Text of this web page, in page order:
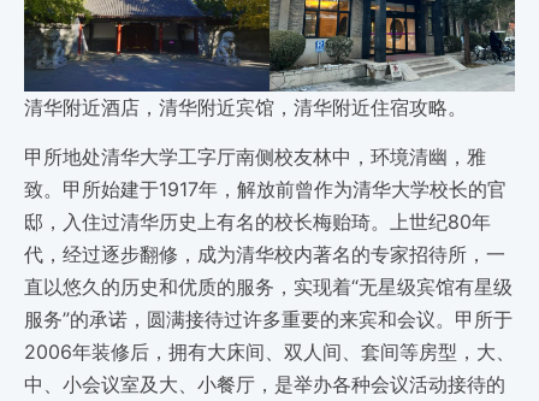
清华附近酒店，清华附近宾馆，清华附近住宿攻略。
甲所地处清华大学工字厅南侧校友林中，环境清幽，雅
致。甲所始建于1917年，解放前曾作为清华大学校长的官
邸，入住过清华历史上有名的校长梅贻琦。上世纪80年
代，经过逐步翻修，成为清华校内著名的专家招待所，一
直以悠久的历史和优质的服务，实现着“无星级宾馆有星级
服务”的承诺，圆满接待过许多重要的来宾和会议。甲所于
2006年装修后，拥有大床间、双人间、套间等房型，大、
中、小会议室及大、小餐厅，是举办各种会议活动接待的